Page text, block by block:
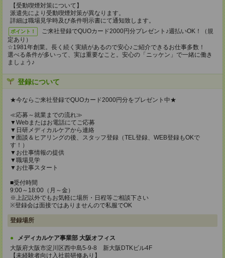
【受動喫煙対策について】
派遣先により受動喫煙対策が異なります。
詳細は職場見学時及び条件明示書にて通知致します。
ポイント！
ご来社登録でQUOカード2000円分プレゼント♪週払いOK！（規
定あり）
☆1981年創業。長く続く実績があるので安心♪ご紹介できるお仕事多数！
選べる条件が多いって、実は重要なこと。安心の「ニッケン」で一緒に働き
ましょう♪
登録について
★今ならご来社登録でQUOカード2000円分をプレゼント中★
≪応募～就業までの流れ≫
▼Webまたはお電話にてご応募
▼日研メディカルケアから連絡
▼面談＆ヒアリングの後、スタッフ登録（TEL登録、WEB登録もOKで
す！）
▼お仕事情報の提供
▼職場見学
▼お仕事スタート
■受付時間
9:00～18:00（月～金）
※上記以外でもお気軽に場所・日程等ご相談下さい
※登録会は面接ではありませんので私服でOK
登録場所
メディカルケア事業部 大阪オフィス
大阪府大阪市淀川区西中島5-9-8 新大阪DTKビル4F
【未経験者向け入社前研修あり】